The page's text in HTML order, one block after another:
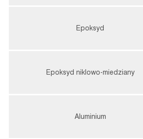
Epoksyd
Epoksyd niklowo-miedziany
Aluminium